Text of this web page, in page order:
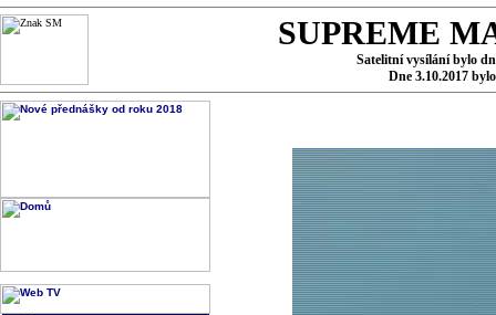
SUPREME
Satelitní vysílání bylo
Dne 3.10.2017